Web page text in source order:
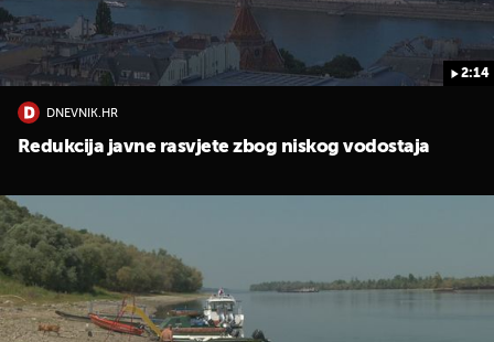
2:14
DNEVNIK.HR
Redukcija javne rasvjete zbog niskog vodostaja